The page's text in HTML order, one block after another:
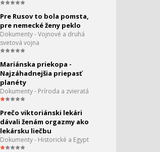
Pre Rusov to bola pomsta,
pre nemecké ženy peklo
Dokumenty - Vojnové a druhá
svetová vojna
Mariánska priekopa -
Najzáhadnejšia priepasť
planéty
Dokumenty - Príroda a zvieratá
Prečo viktoriánski lekári
dávali ženám orgazmy ako
lekársku liečbu
Dokumenty - Historické a Egypt